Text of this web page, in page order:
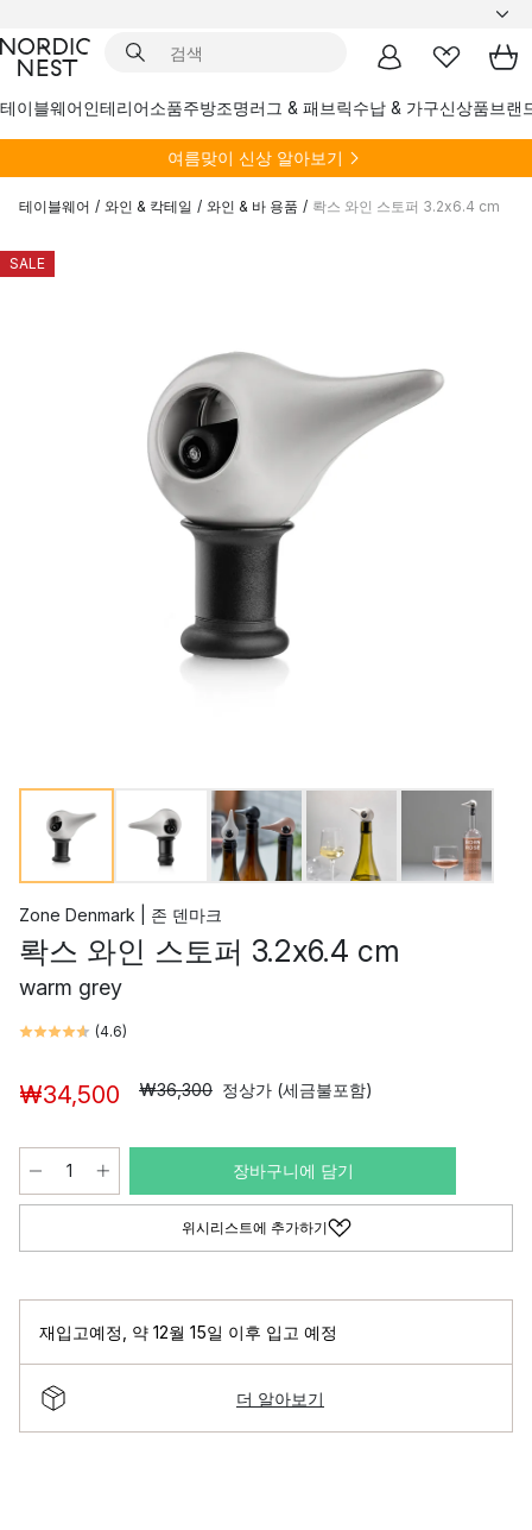
테이블웨어인테리어소품주방조명러그 & 패브릭수납 & 가구신상품브랜
여름맞이 신상 알아보기
테이블웨어 / 와인 & 칵테일 / 와인 & 바 용품 / 롹스 와인 스토퍼 3.2x6.4 cm
SALE
Zone Denmark | 존 덴마크
롹스 와인 스토퍼 3.2x6.4 cm
warm grey
(4.6)
₩34,500 ₩36,300 정상가 (세금불포함)
장바구니에 담기
위시리스트에 추가하기
재입고예정 약 12월 15일 이후 입고 예정
더 알아보기